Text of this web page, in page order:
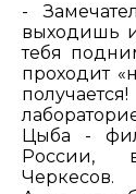
-
выходишь
тебя
проходит
Цыба -
России,
Черкесов.